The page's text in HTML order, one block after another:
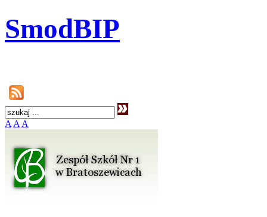
SmodBIP
A A A